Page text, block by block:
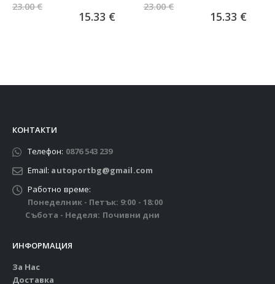
23.00€
15.33 €
23.00€
15.33 €
КОНТАКТИ
Телефон: 0876 543 239
Email: autoportbg@gmail.com
Работно време:
Понеделник - Петък: 9:00 - 18:00
Събота - Неделя: Почивни дни
ИНФОРМАЦИЯ
За Нас
Доставка